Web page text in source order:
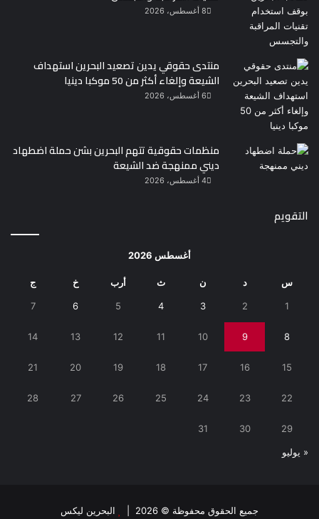
8 أغسطس، 2026
منتدى حقوقي يدين تصعيد البحرين استهداف
الشيعة وإلغاء أكثر من 50 موكبا دينيا
6 أغسطس، 2026
منظمات حقوقية تتهم البحرين بشن حملة اضطهاد
ديني ممنهجة ضد الشيعة
4 أغسطس، 2026
التقويم
أغسطس 2026
س د ن ث أرب خ ج
1
2
3
4
5
6
7
8
9
10
11
12
13
14
15
16
17
18
19
20
21
22
23
24
25
26
27
28
29
30
31
« يوليو
جميع الحقوق محفوظة © 2026 | البحرين ليكس